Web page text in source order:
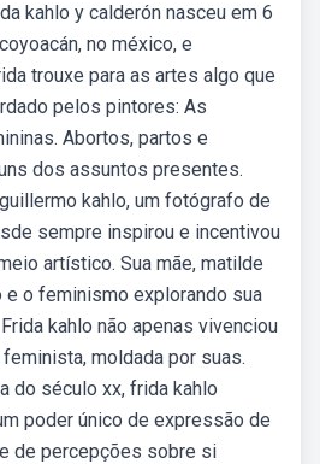
kahlo y calderón nasceu em 6
no méxico, e
trouxe para as artes algo que
pelos pintores: As
Abortos, partos e
dos assuntos presentes.
kahlo, um fotógrafo de
sempre inspirou e incentivou
artístico. Sua mãe, matilde
e o feminismo explorando sua
kahlo não apenas vivenciou
moldada por suas.
do século xx, frida kahlo
poder único de expressão de
de percepções sobre si